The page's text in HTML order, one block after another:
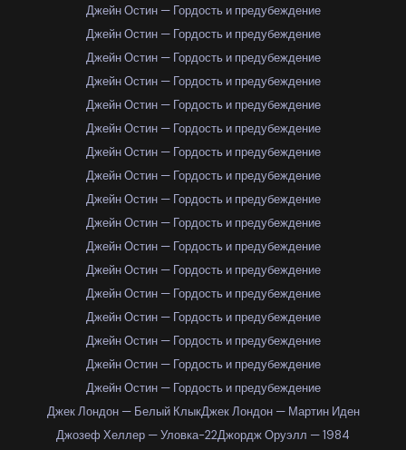
Джейн Остин — Гордость и предубеждение
Джейн Остин — Гордость и предубеждение
Джейн Остин — Гордость и предубеждение
Джейн Остин — Гордость и предубеждение
Джейн Остин — Гордость и предубеждение
Джейн Остин — Гордость и предубеждение
Джейн Остин — Гордость и предубеждение
Джейн Остин — Гордость и предубеждение
Джейн Остин — Гордость и предубеждение
Джейн Остин — Гордость и предубеждение
Джейн Остин — Гордость и предубеждение
Джейн Остин — Гордость и предубеждение
Джейн Остин — Гордость и предубеждение
Джейн Остин — Гордость и предубеждение
Джейн Остин — Гордость и предубеждение
Джейн Остин — Гордость и предубеждение
Джейн Остин — Гордость и предубеждение
Джек Лондон — Белый КлыкДжек Лондон — Мартин Иден
Джозеф Хеллер — Уловка-22Джордж Оруэлл — 1984